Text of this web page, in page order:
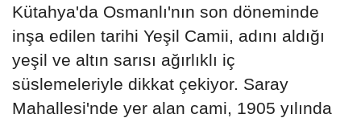
Kütahya'da Osmanlı'nın son döneminde
inşa edilen tarihi Yeşil Camii, adını aldığı
yeşil ve altın sarısı ağırlıklı iç
süslemeleriyle dikkat çekiyor. Saray
Mahallesi'nde yer alan cami, 1905 yılında